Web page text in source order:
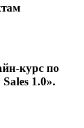
курс по
1.0».